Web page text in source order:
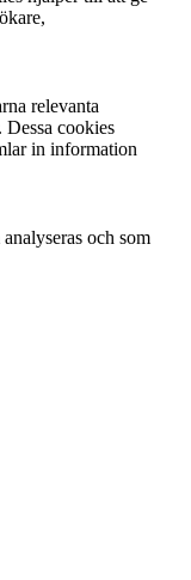
relevanta
Dessa cookies
in information
och som